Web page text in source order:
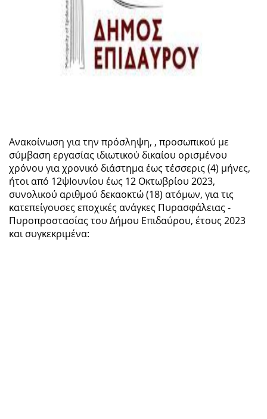
Ανακοίνωση για την πρόσληψη, , προσωπικού με
σύμβαση εργασίας ιδιωτικού δικαίου ορισμένου
χρόνου για χρονικό διάστημα έως τέσσερις (4) μήνες,
ήτοι από 12ψΙουνίου έως 12 Οκτωβρίου 2023,
συνολικού αριθμού δεκαοκτώ (18) ατόμων, για τις
κατεπείγουσες εποχικές ανάγκες Πυρασφάλειας -
Πυροπροστασίας του Δήμου Επιδαύρου, έτους 2023
και συγκεκριμένα: